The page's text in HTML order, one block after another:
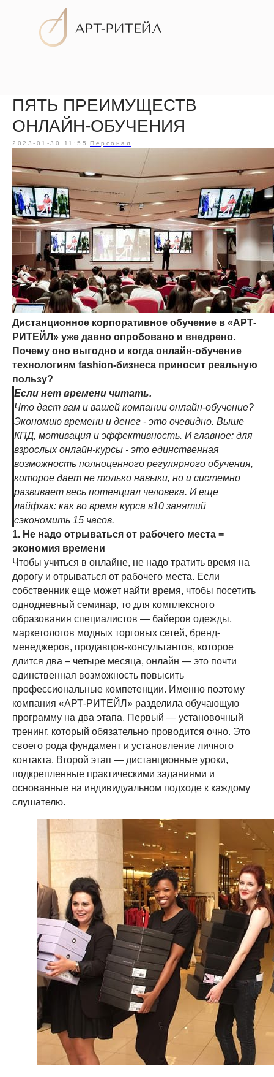
Услуги
ПЯТЬ ПРЕИМУЩЕСТВ
ОНЛАЙН-ОБУЧЕНИЯ
2023-01-30 11:55 Персонал
Дистанционное корпоративное обучение в «АРТ-
РИТЕЙЛ» уже давно опробовано и внедрено.
Почему оно выгодно и когда онлайн-обучение
технологиям fashion-бизнеса приносит реальную
пользу?
Если нет времени читать.
Что даст вам и вашей компании онлайн-обучение?
Экономию времени и денег - это очевидно. Выше
КПД, мотивация и эффективность. И главное: для
взрослых онлайн-курсы - это единственная
возможность полноценного регулярного обучения,
которое дает не только навыки, но и системно
развивает весь потенциал человека. И еще
лайфхак: как во время курса в10 занятий
сэкономить 15 часов.
1. Не надо отрываться от рабочего места =
экономия времени
Чтобы учиться в онлайне, не надо тратить время на
дорогу и отрываться от рабочего места. Если
собственник еще может найти время, чтобы посетить
однодневный семинар, то для комплексного
образования специалистов — байеров одежды,
маркетологов модных торговых сетей, бренд-
менеджеров, продавцов-консультантов, которое
длится два – четыре месяца, онлайн — это почти
единственная возможность повысить
профессиональные компетенции. Именно поэтому
компания «АРТ-РИТЕЙЛ» разделила обучающую
программу на два этапа. Первый — установочный
тренинг, который обязательно проводится очно. Это
своего рода фундамент и установление личного
контакта. Второй этап — дистанционные уроки,
подкрепленные практическими заданиями и
основанные на индивидуальном подходе к каждому
слушателю.